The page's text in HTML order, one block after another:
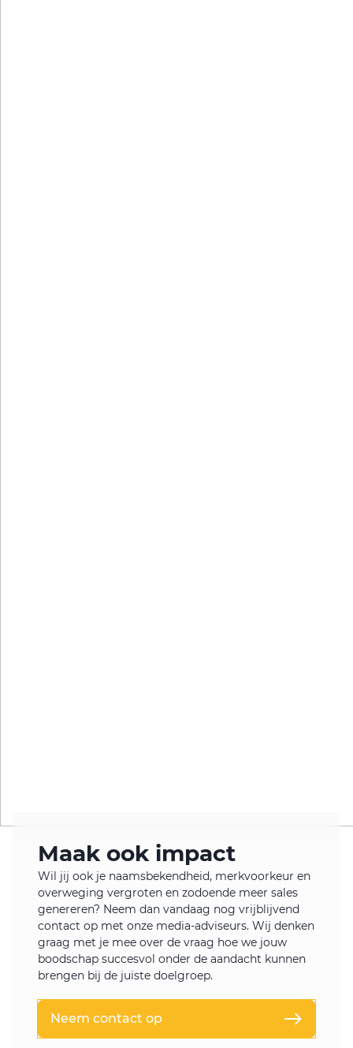
Maak ook impact
Wil jij ook je naamsbekendheid, merkvoorkeur en
overweging vergroten en zodoende meer sales
genereren? Neem dan vandaag nog vrijblijvend
contact op met onze media-adviseurs. Wij denken
graag met je mee over de vraag hoe we jouw
boodschap succesvol onder de aandacht kunnen
brengen bij de juiste doelgroep.
Neem contact op